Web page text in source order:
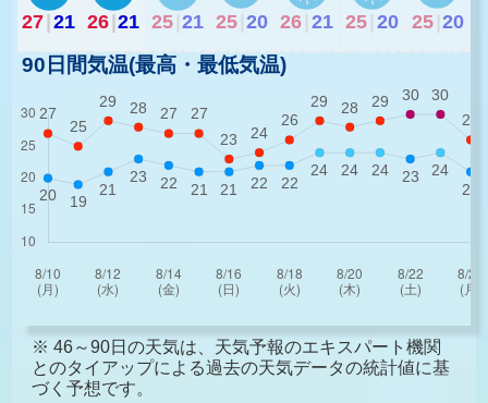
27|21 26|21 25 21 25 20 26 21 25 20 25 20
90日間気温(最高・最低気温)
※ 46～90日の天気は、天気予報のエキスパート機関
とのタイアップによる過去の天気データの統計値に基
づく予想です。